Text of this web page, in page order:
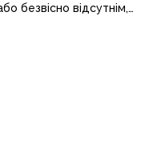
безвісно відсутнім,…